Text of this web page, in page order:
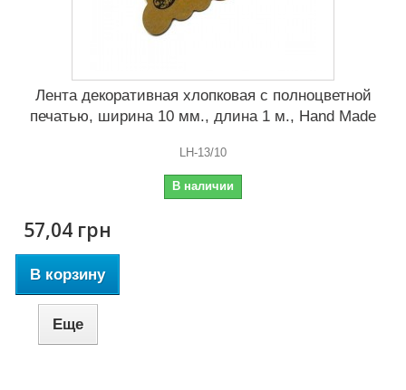
Лента декоративная хлопковая с полноцветной
печатью, ширина 10 мм., длина 1 м., Hand Made
LH-13/10
В наличии
57,04 грн
В корзину
Еще